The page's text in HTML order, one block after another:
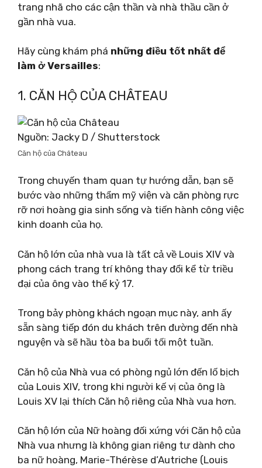
trang nhã cho các cận thần và nhà thầu cần ở
gần nhà vua.
Hãy cùng khám phá những điều tốt nhất để
làm ở Versailles:
1. CĂN HỘ CỦA CHÂTEAU
Nguồn: Jacky D / Shutterstock
Căn hộ của Château
Trong chuyến tham quan tự hướng dẫn, bạn sẽ
bước vào những thẩm mỹ viện và căn phòng rực
rỡ nơi hoàng gia sinh sống và tiến hành công việc
kinh doanh của họ.
Căn hộ lớn của nhà vua là tất cả về Louis XIV và
phong cách trang trí không thay đổi kể từ triều
đại của ông vào thế kỷ 17.
Trong bảy phòng khách ngoạn mục này, anh ấy
sẵn sàng tiếp đón du khách trên đường đến nhà
nguyện và sẽ hầu tòa ba buổi tối một tuần.
Căn hộ của Nhà vua có phòng ngủ lớn đến lố bịch
của Louis XIV, trong khi người kế vị của ông là
Louis XV lại thích Căn hộ riêng của Nhà vua hơn.
Căn hộ lớn của Nữ hoàng đối xứng với Căn hộ của
Nhà vua nhưng là không gian riêng tư dành cho
ba nữ hoàng, Marie-Thérèse d’Autriche (Louis